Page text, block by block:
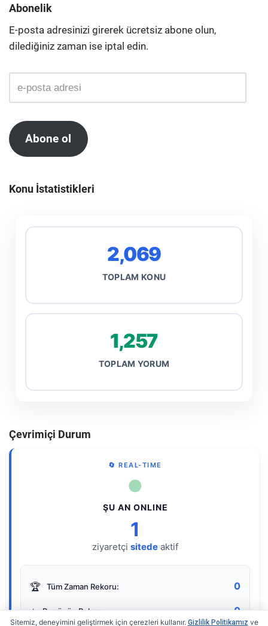
Abonelik
E-posta adresinizi girerek ücretsiz abone olun,
dilediğiniz zaman ise iptal edin.
Abone ol
Konu İstatistikleri
2,069
TOPLAM KONU
1,257
TOPLAM YORUM
Çevrimiçi Durum
🔄 REAL-TIME
●
ŞU AN ONLINE
1
ziyaretçi sitede aktif
🏆 Tüm Zaman Rekoru: 0
⭐ Bugünün Rekoru: 0
Sitemiz, deneyimini geliştirmek için çerezleri kullanır. Gizlilik Politikamız ve